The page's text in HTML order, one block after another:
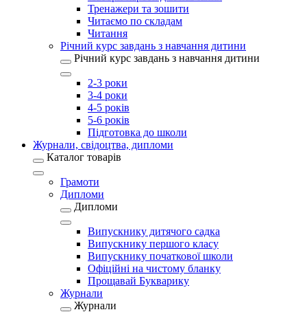
Тренажери та зошити
Читаємо по складам
Читання
Річний курс завдань з навчання дитини
Річний курс завдань з навчання дитини
2-3 роки
3-4 роки
4-5 років
5-6 років
Підготовка до школи
Журнали, свідоцтва, дипломи
Каталог товарів
Грамоти
Дипломи
Дипломи
Випускнику дитячого садка
Випускнику першого класу
Випускнику початкової школи
Офіційні на чистому бланку
Прощавай Букварику
Журнали
Журнали